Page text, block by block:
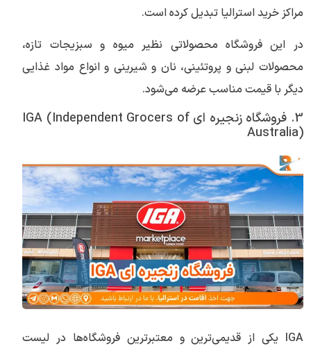
مراکز خرید استرالیا تبدیل کرده است.
در این فروشگاه محصولاتی نظیر میوه و سبزیجات تازه،
محصولات لبنی و پروتئینی، نان و شیرینی و انواع مواد غذایی
دیگر با قیمت مناسب عرضه می‌شود.
3. فروشگاه زنجیره ای IGA (Independent Grocers of
Australia)
IGA یکی از قدیمی‌ترین و معتبرترین فروشگاه‌ها در لیست